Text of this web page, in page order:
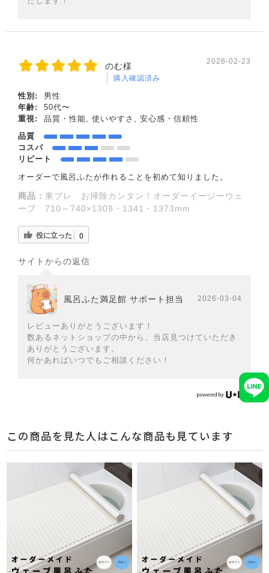
のむ様
購入確認済み
2026-02-23
性別:
男性
年齢:
50代〜
重視:
品質・性能, 使いやすさ, 安心感・信頼性
品質
コスパ
リピート
オーダーで風呂ふたが作れることを初めて知りました。
商品： 東プレ お掃除カンタン！オーダーイージーウェ
ーブ 710～740×1308・1341・1373mm
役に立った 0
サイトからの返信
風呂ふた満足館 サポート担当 2026-03-04
レビューありがとうございます！
数あるネットショップの中から、当店見つけていただき
ありがとうございます。
何かあればいつでもご相談ください！
この商品を見た人はこんな商品も見ています